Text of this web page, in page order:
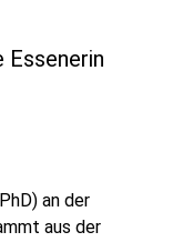
Essenerin
an der
aus der